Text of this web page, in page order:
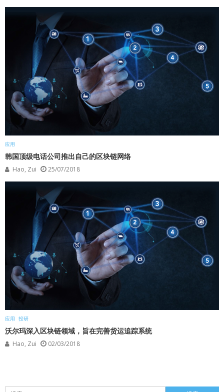
应用
韩国顶级电话公司推出自己的区块链网络
Hao, Zui 25/07/2018
应用 投研
沃尔玛深入区块链领域，旨在完善货运追踪系统
Hao, Zui 02/03/2018